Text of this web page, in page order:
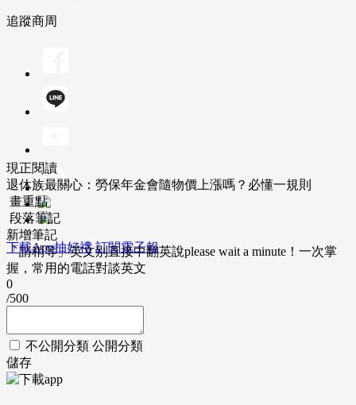
追蹤商周
下載App抽好禮 訂閱電子報
現正閱讀
退休族最關心：勞保年金會隨物價上漲嗎？必懂一規則
畫重點
段落筆記
新增筆記
「請稍等」英文別直接中翻英說please wait a minute！一次掌
握，常用的電話對談英文
0
/500
不公開分類 公開分類
儲存